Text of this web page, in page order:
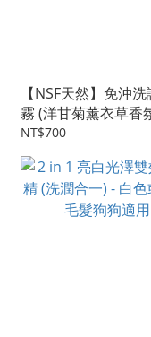
【NSF天然】免沖
霧 (洋甘菊薰衣草香
狗專用16oz(473ml)
NT$700